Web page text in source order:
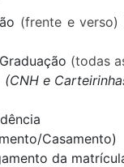
(frente e verso)
(todas
(CNH e
Casamento)
da